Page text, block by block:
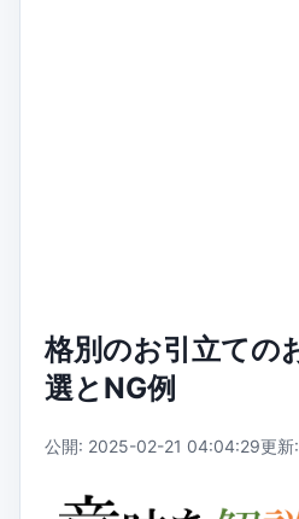
格別のお引立ての
選とNG例
公開: 2025-02-21 04:04:29更